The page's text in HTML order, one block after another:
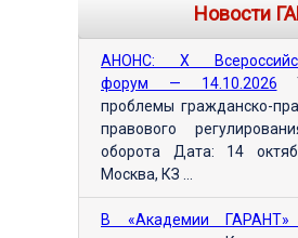
Новости
АНОНС: Х
форум — 14.10.2026
проблемы гражданско-
правового
оборота Дата: 14
Москва, КЗ ...
В «Академии ГАРАНТ»